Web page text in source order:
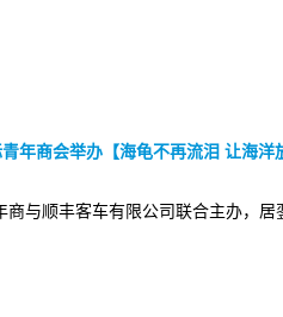
年商会举办【海龟不再流泪 让海洋
与顺丰客车有限公司联合主办，